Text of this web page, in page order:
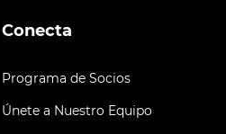
Conecta
Programa de Socios
Únete a Nuestro Equipo